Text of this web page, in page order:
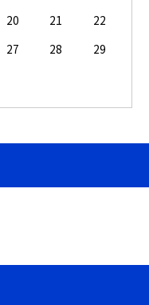
20 21
22
27 28
29